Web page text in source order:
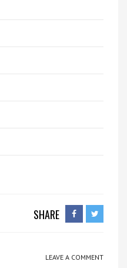
SHARE
LEAVE A COMMENT